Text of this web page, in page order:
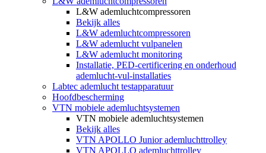
L&W ademluchtcompressoren
Bekijk alles
L&W ademluchtcompressoren
L&W ademlucht vulpanelen
L&W ademlucht monitoring
Installatie, PED-certificering en onderhoud
ademlucht-vul-installaties
Labtec ademlucht testapparatuur
Hoofdbescherming
VTN mobiele ademluchtsystemen
VTN mobiele ademluchtsystemen
Bekijk alles
VTN APOLLO Junior ademluchttrolley
VTN APOLLO ademluchttrolley